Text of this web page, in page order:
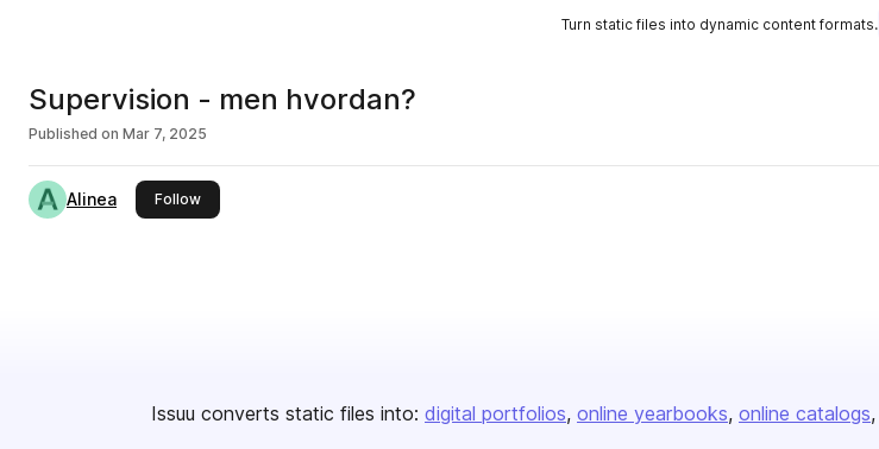
Turn static files into dynamic content formats.
Supervision - men hvordan?
Published on Mar 7, 2025
Alinea Followthis publisher
Issuu converts static files into: digital portfolios online yearbooks online catalogs